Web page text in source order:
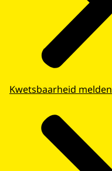
Kwetsbaarheid melden